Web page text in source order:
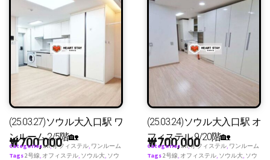
(25.03.27)ソウル大入口駅 ワ
ンルーム 2/5階🏡
₩700,000
Categoriesall,オフィステル, ワンルーム
Tags2号線, オフィステル, ソウル大, ソウ
(25.03.24)ソウル大入口駅 オ
フィステル 9/20階🏡
₩700,000
Categoriesall,オフィステル, ワンルーム
Tags2号線, オフィステル, ソウル大, ソウ